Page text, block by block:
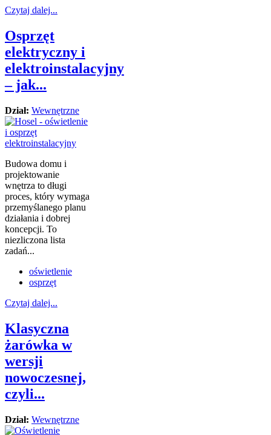
Czytaj dalej...
Osprzęt
elektryczny i
elektroinstalacyjny
– jak...
Dział: Wewnętrzne
Budowa domu i
projektowanie
wnętrza to długi
proces, który wymaga
przemyślanego planu
działania i dobrej
koncepcji. To
niezliczona lista
zadań...
oświetlenie
osprzęt
Czytaj dalej...
Klasyczna
żarówka w
wersji
nowoczesnej,
czyli...
Dział: Wewnętrzne